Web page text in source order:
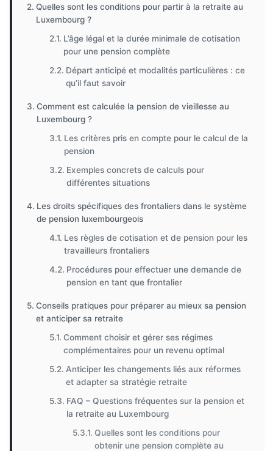
Quelles sont les conditions pour partir à la retraite au
Luxembourg ?
L’âge légal et la durée minimale de cotisation
pour une pension complète
Départ anticipé et modalités particulières : ce
qu’il faut savoir
Comment est calculée la pension de vieillesse au
Luxembourg ?
Les critères pris en compte pour le calcul de la
pension
Exemples concrets de calculs pour
différentes situations
Les droits spécifiques des frontaliers dans le système
de pension luxembourgeois
Les règles de cotisation et de pension pour les
travailleurs frontaliers
Procédures pour effectuer une demande de
pension en tant que frontalier
Conseils pratiques pour préparer au mieux sa pension
et anticiper sa retraite
Comment choisir et gérer ses régimes
complémentaires pour un revenu optimal
Anticiper les changements liés aux réformes
et adapter sa stratégie retraite
FAQ – Questions fréquentes sur la pension et
la retraite au Luxembourg
Quelles sont les conditions pour
obtenir une pension complète au